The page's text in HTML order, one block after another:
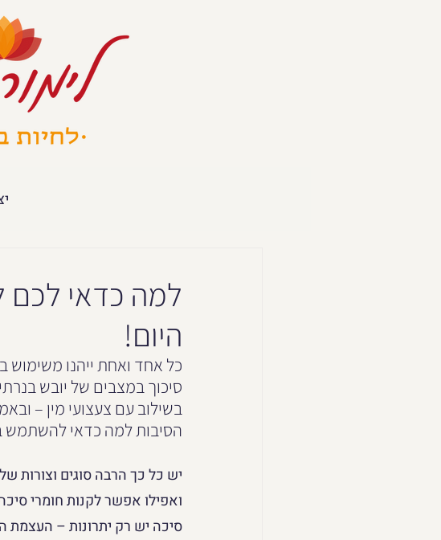
למה כדאי לכם
היום!
כל אחד ואחת ייהנו משימוש
סיכוך במצבים של יובש
בשילוב עם צעצועי מין –
הסיבות למה כדאי להשתמש
יש כל כך הרבה סוגים
ואפילו אפשר לקנות חומרי
סיכה יש רק יתרונות – העצמת